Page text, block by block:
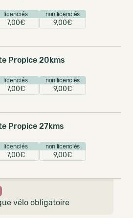
licenciés
7,00€
non licenciés
9,00€
Propice 20kms
licenciés
7,00€
non licenciés
9,00€
Propice 27kms
licenciés
7,00€
non licenciés
9,00€
vélo obligatoire